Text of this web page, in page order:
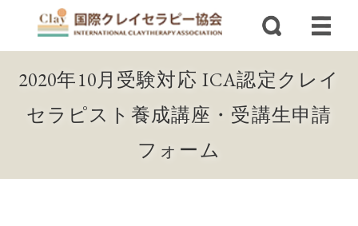
2020年10月受験対応 ICA認定クレイ
セラピスト養成講座・受講生申請
フォーム